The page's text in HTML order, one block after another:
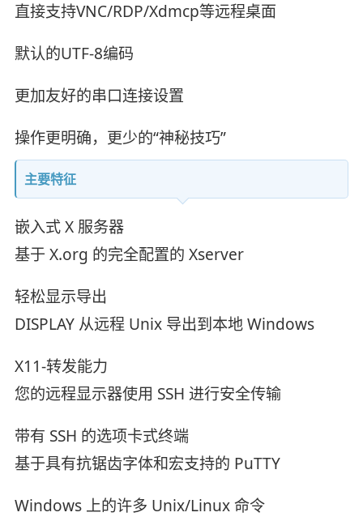
直接支持VNC/RDP/Xdmcp等远程桌面
默认的UTF-8编码
更加友好的串口连接设置
操作更明确，更少的“神秘技巧”
主要特征
嵌入式 X 服务器
基于 X.org 的完全配置的 Xserver
轻松显示导出
DISPLAY 从远程 Unix 导出到本地 Windows
X11-转发能力
您的远程显示器使用 SSH 进行安全传输
带有 SSH 的选项卡式终端
基于具有抗锯齿字体和宏支持的 PuTTY
Windows 上的许多 Unix/Linux 命令